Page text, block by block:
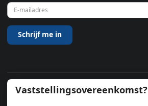
Vaststellingsovereenkomst?